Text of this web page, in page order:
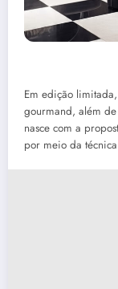
Em edição
gourmand, além
nasce com a
por meio da